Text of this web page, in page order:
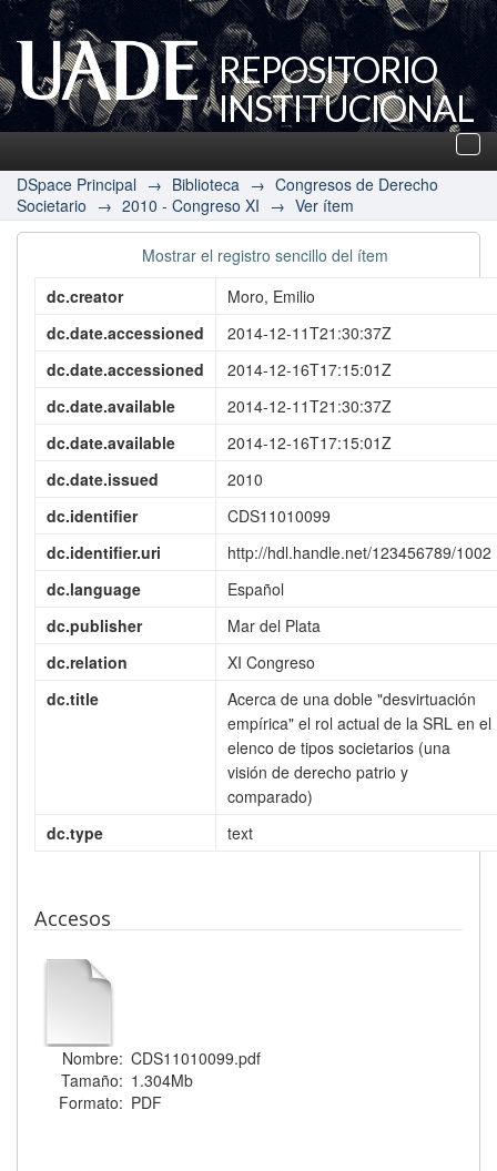
REPOSITORIO
INSTITUCIONAL
UADE
DSpace Principal → Biblioteca → Congresos de Derecho
Societario → 2010 - Congreso XI → Ver ítem
Mostrar el registro sencillo del ítem
dc.creator
Moro, Emilio
dc.date.accessioned
2014-12-11T21:30:37Z
dc.date.accessioned
2014-12-16T17:15:01Z
dc.date.available
2014-12-11T21:30:37Z
dc.date.available
2014-12-16T17:15:01Z
dc.date.issued
2010
dc.identifier
CDS11010099
dc.identifier.uri
http://hdl.handle.net/123456789/1002
dc.language
Español
dc.publisher
Mar del Plata
dc.relation
XI Congreso
dc.title
Acerca de una doble "desvirtuación
empírica" el rol actual de la SRL en el
elenco de tipos societarios (una
visión de derecho patrio y
comparado)
dc.type
text
Accesos
Nombre: CDS11010099.pdf
Tamaño: 1.304Mb
Formato: PDF